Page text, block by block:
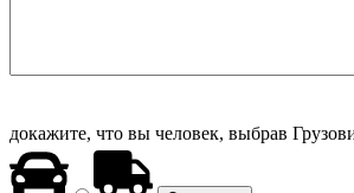
докажите, что вы человек, выбрав